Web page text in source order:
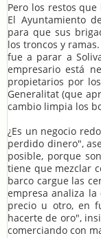
Pero los restos
El Ayuntamiento
para que sus
los troncos y
fue a parar a
empresario está
propietarios por
Generalitat (que
cambio limpia los
¿Es un negocio
perdido dinero",
posible, porque
tiene que mezclar
barco cargue las
empresa analiza
precio u otro, en
hacerte de oro",
comerciando con